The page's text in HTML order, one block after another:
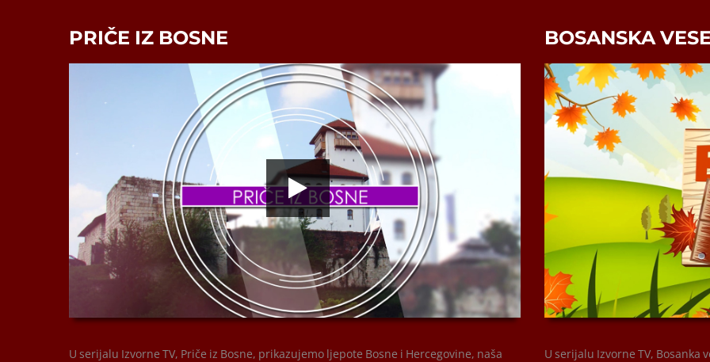
PRIČE IZ BOSNE
00:00
U serijalu Izvorne TV, Priče iz Bosne, prikazujemo ljepote Bosne i Hercegovine, naša
BOSANSKA
00:00
U serijalu Izvorne TV,